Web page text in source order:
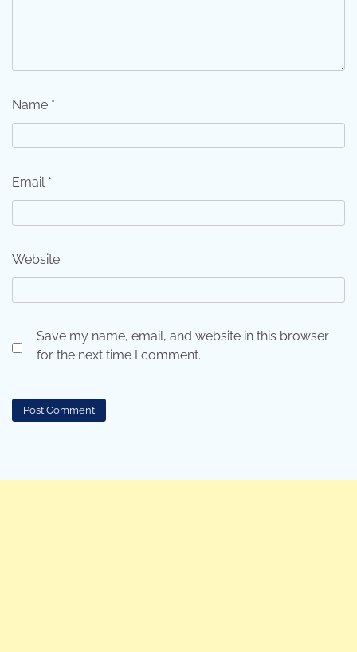
Name *
Email *
Website
Save my name, email, and website in this browser
for the next time I comment.